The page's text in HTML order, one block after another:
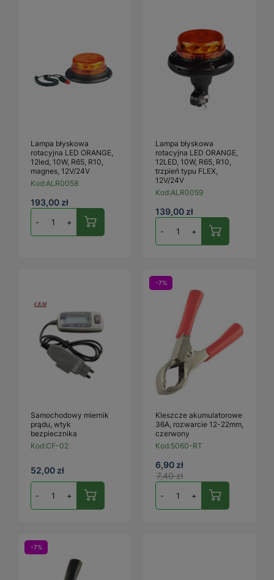
Lampa błyskowa
rotacyjna LED ORANGE,
12led, 10W, R65, R10,
magnes, 12V/24V
Kod:ALR0058
193,00 zł
- +
Lampa błyskowa
rotacyjna LED ORANGE,
12LED, 10W, R65, R10,
trzpień typu FLEX,
12V/24V
Kod:ALR0059
139,00 zł
- +
Samochodowy miernik
prądu, wtyk
bezpiecznika
Kod:CF-02
52,00 zł
- +
-7%
Kleszcze akumulatorowe
36A, rozwarcie 12-22mm,
czerwony
Kod:5060-RT
7,40 zł
6,90 zł
- +
-7%